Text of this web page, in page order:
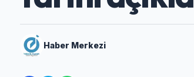
Haber Merkezi